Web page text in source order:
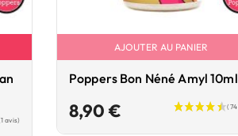
AJOUTER AU PANIER
Poppers Bon Néné Amyl 10ml
8,90 €Prix